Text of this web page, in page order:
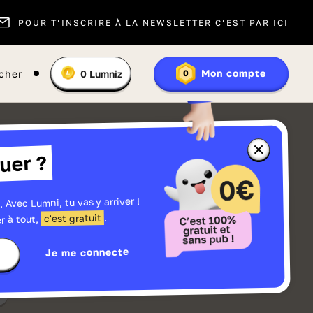
POUR T’INSCRIRE À LA NEWSLETTER C’EST PAR ICI
En
savoir
plus
les
Vous
:
0 Lumniz 0 Mon compte
Fermer
la
fenêtre
sur
Lumniz
?
Lumni, tu vas y arriver !
à tout, c'est gratuit .
Je me connecte